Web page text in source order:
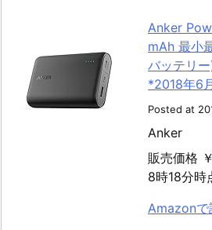
Anker
mAh 最小
バッテリ
*2018年6
Posted at
Anker
販売価格
8時18分時
Amazonで